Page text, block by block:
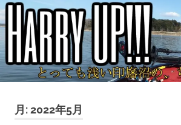
へ
ス
キ
ッ
プ
月:2022年5月